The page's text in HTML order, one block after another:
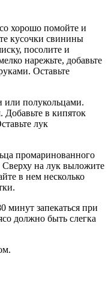
хорошо помойте и
кусочки свинины
посолите и
нарежьте, добавьте
Оставьте
или полукольцами.
Добавьте в кипяток
лук
промаринованного
Сверху на лук выложите
в нем несколько
минут запекаться при
должно быть слегка